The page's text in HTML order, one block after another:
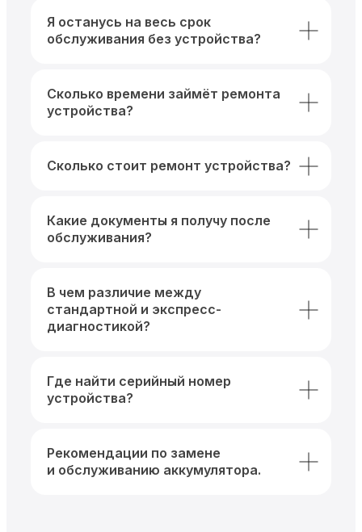
Я останусь на весь срок
обслуживания без устройства?
Сколько времени займёт ремонта
устройства?
Сколько стоит ремонт устройства?
Какие документы я получу после
обслуживания?
В чем различие между
стандартной и экспресс-
диагностикой?
Где найти серийный номер
устройства?
Рекомендации по замене
и обслуживанию аккумулятора.